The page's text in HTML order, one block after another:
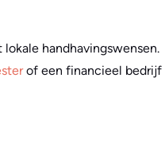
lokale handhavingswensen.
of een financieel bedrijf